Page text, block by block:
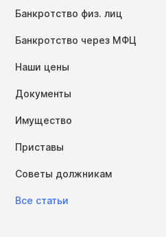
Банкротство физ. лиц
Банкротство через МФЦ
Наши цены
Документы
Имущество
Приставы
Советы должникам
Все статьи